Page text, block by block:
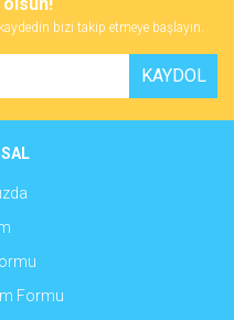
bizi takip etmeye başlayın.
KAYDOL
Formu